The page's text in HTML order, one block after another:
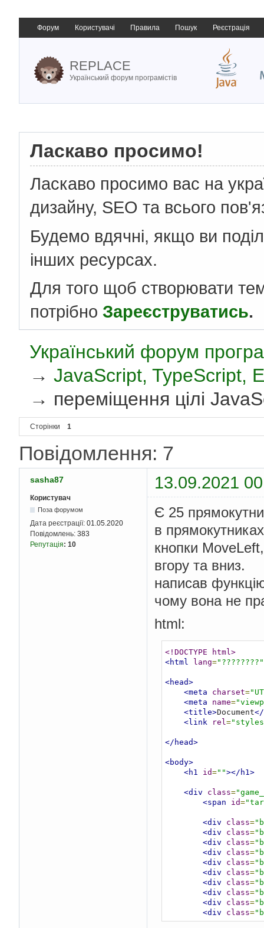
Форум Користувачі Правила Пошук Реєстрація
REPLACE
Український форум програмістів
Ласкаво просимо!
Ласкаво просимо вас на
дизайну, SEO та всього
Будемо вдячні, якщо ви
інших ресурсах.
Для того щоб створювати
потрібно Зареєструватись.
Український форум
→JavaScript, TypeScript,
→ переміщення цілі
Сторінки 1
Повідомлення: 7
sasha87 13.09.2021
Користувач
Поза форумом
Дата реєстрації: 01.05.2020
Повідомлень: 383
Репутація: 10
Є 25
в
кнопки
вгору та вниз.
написав
чому вона не
html:
<!DOCTYPE html>
<html
lang="????????"
<head>
<meta
charset=
<meta
name=
<title>Document
<link
rel=
</head>
<body>
<h1
id=""></h1>
<div class=
<span
id=
<div class=
<div
class=
<div
class=
<div
class=
<div
class=
<div
class=
<div
class=
<div
class=
<div
class=
<div
class=
<div class=